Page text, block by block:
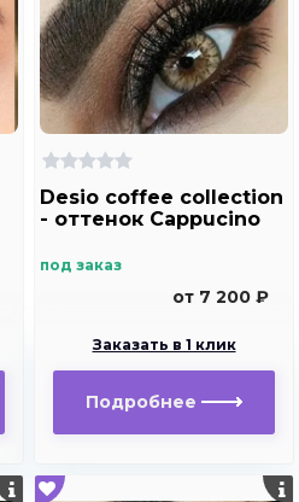
Desio coffee collection
- оттенок Cappucino
под заказ
от 7 200 ₽
Заказать в 1 клик
Подробнее